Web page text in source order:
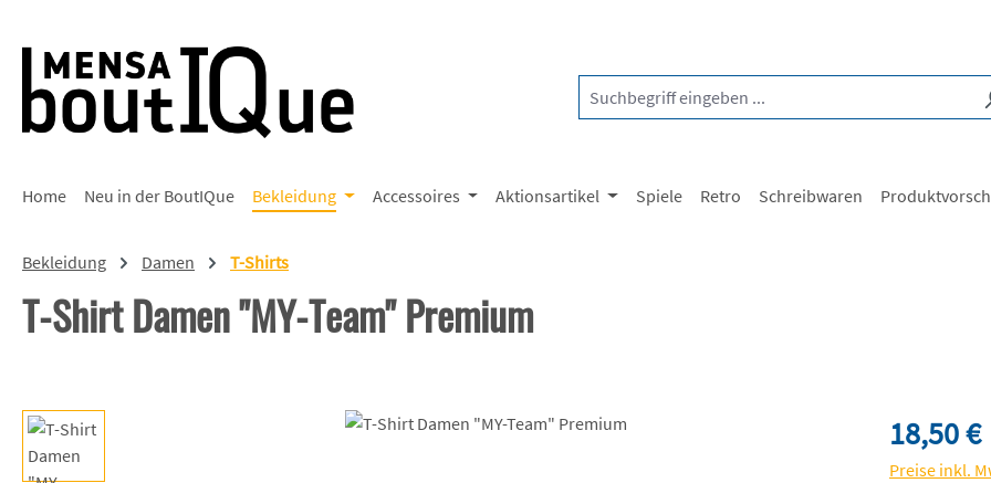
Home Neu in der BoutIQue Bekleidung Accessoires Aktionsartikel Spiele Retro Schreibwaren
Bekleidung Damen T-Shirts
T-Shirt Damen "MY-Team" Premium
Bildergalerie überspringen Regulärer
18,50 €
Preise inkl.